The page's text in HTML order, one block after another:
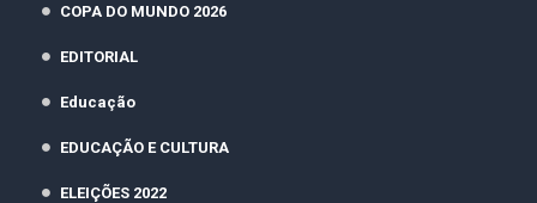
COPA DO MUNDO 2026
EDITORIAL
Educação
EDUCAÇÃO E CULTURA
ELEIÇÕES 2022